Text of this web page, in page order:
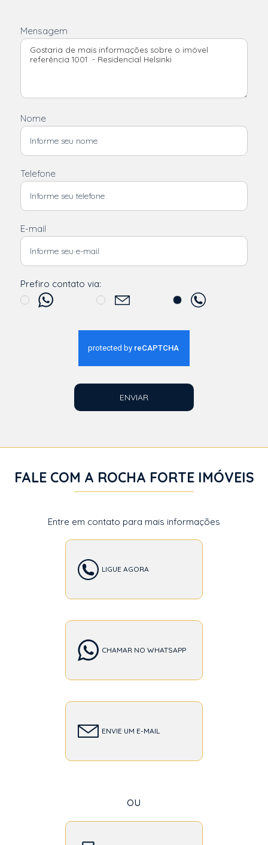
Mensagem
Nome
Telefone
E-mail
Prefiro contato via:
ENVIAR
FALE COM A ROCHA FORTE IMÓVEIS
Entre em contato para mais informações
LIGUE AGORA
CHAMAR NO WHATSAPP
ENVIE UM E-MAIL
ou